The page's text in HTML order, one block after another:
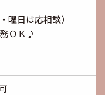
曜日は応相談）
ＯＫ♪